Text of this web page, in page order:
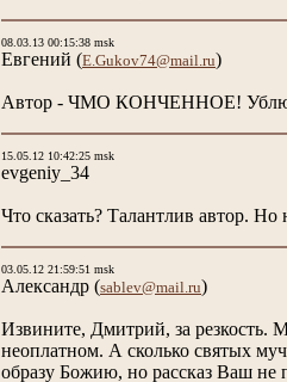
08.03.13 00:15:38 msk
Евгений (E.Gukov74@mail.ru)
Автор - ЧМО КОНЧЕННОЕ!
15.05.12 10:42:25 msk
evgeniy_34
Что сказать? Талантлив автор. Но
03.05.12 21:59:51 msk
Александр (sablev@mail.ru)
Извините, Дмитрий, за резкость.
неоплатном. А сколько святых
образу Божию, но рассказ Ваш не